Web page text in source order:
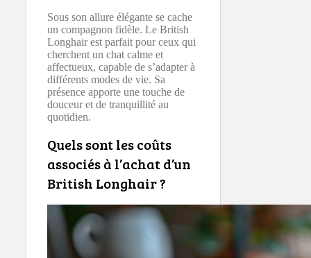
Sous son allure élégante se cache
un compagnon fidèle. Le British
Longhair est parfait pour ceux qui
cherchent un chat calme et
affectueux, capable de s’adapter à
différents modes de vie. Sa
présence apporte une touche de
douceur et de tranquillité au
quotidien.
Quels sont les coûts
associés à l’achat d’un
British Longhair ?